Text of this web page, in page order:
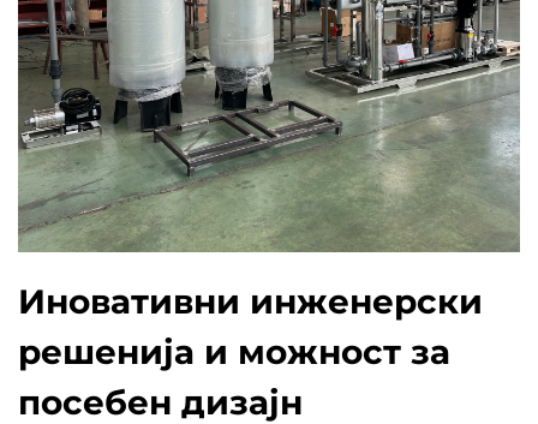
Иновативни инженерски
решенија и можност за
посебен дизајн